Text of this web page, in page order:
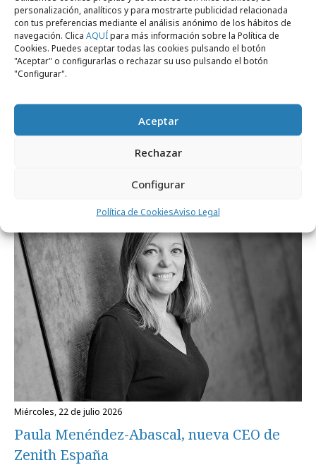
personalización, analíticos y para mostrarte publicidad relacionada
con tus preferencias mediante el análisis anónimo de los hábitos de
navegación. Clica AQUÍpara más información sobre la Política de
Cookies. Puedes aceptar todas las cookies pulsando el botón
"Aceptar" o configurarlas o rechazar su uso pulsando el botón
"Configurar".
Aceptar
Rechazar
Configurar
Política de CookiesAviso Legal
Publicis España y Vagisil presentan “What
Profesionales
miércoles, 22 de julio 2026
Paula Menéndez-Abascal, nueva CEO de
Zenith España